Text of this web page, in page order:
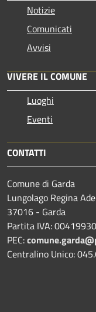
Notizie
Comunicati
Avvisi
VIVERE IL COMUNE
Luoghi
Eventi
CONTATTI
Comune di Garda
Lungolago Regina
37016 - Garda
Partita IVA:
PEC:
Centralino Unico: